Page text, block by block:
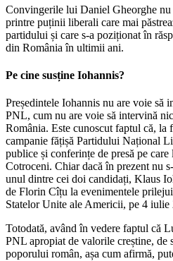
Convingerile lui Daniel Gheorghe nu
printre puținii liberali care mai
partidului și care s-a poziționat în
din România în ultimii ani.
Pe cine susține Iohannis?
Președintele Iohannis nu are voie să
PNL, cum nu are voie să intervină
România. Este cunoscut faptul că,
campanie fățișă Partidului Național
publice și conferințe de presă pe care
Cotroceni. Chiar dacă în prezent nu
unul dintre cei doi candidați, Klaus
de Florin Cîțu la evenimentele
Statelor Unite ale Americii, pe 4 iulie
Totodată, având în vedere faptul că
PNL apropiat de valorile creștine, de
poporului român, așa cum afirmă,